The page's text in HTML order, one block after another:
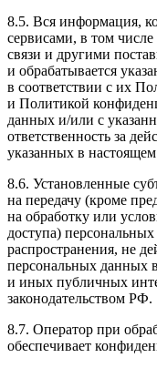
8.5. Вся информация,
сервисами, в том
связи и другими
и обрабатывается
в соответствии с их
и Политикой
данных и/или с
ответственность за
указанных в
8.6. Установленные
на передачу (кроме
на обработку или
доступа)
распространения, не
персональных данных
и иных публичных
законодательством РФ.
8.7. Оператор при
обеспечивает